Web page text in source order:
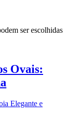
ser escolhidas
Ovais: